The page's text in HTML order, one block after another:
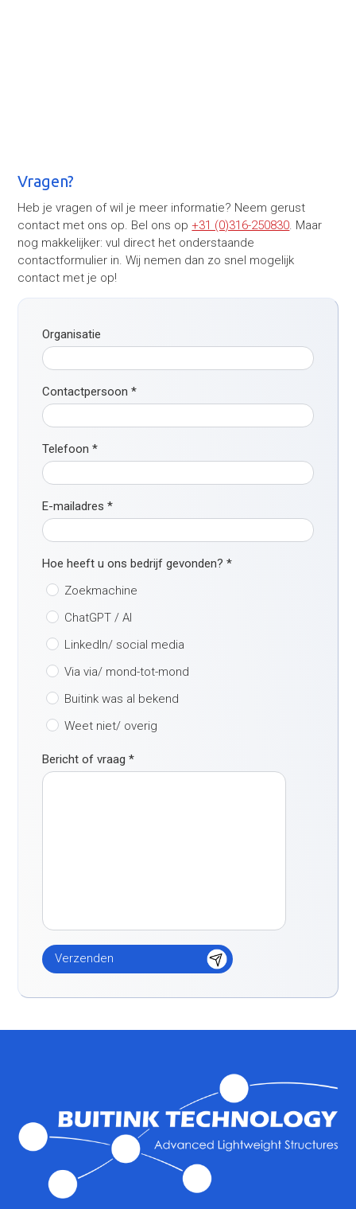
Vragen?
Heb je vragen of wil je meer informatie? Neem gerust
contact met ons op. Bel ons op +31 (0)316-250830. Maar
nog makkelijker: vul direct het onderstaande
contactformulier in. Wij nemen dan zo snel mogelijk
contact met je op!
Organisatie
Contactpersoon*
Telefoon*
E-mailadres*
Hoe heeft u ons bedrijf gevonden?*
Zoekmachine
ChatGPT / AI
LinkedIn/ social media
Via via/ mond-tot-mond
Buitink was al bekend
Weet niet/ overig
Bericht of vraag*